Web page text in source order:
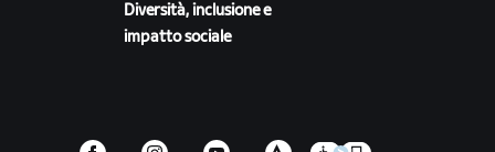
Diversità, inclusione e
impatto sociale